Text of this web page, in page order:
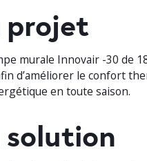
projet
murale Innovair -30 de
d’améliorer le confort
en toute saison.
solution